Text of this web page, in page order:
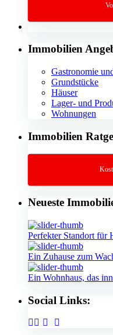
Immobilien
Gastronomie
Grundstücke
Häuser
Lager- und
Wohnungen
Immobilien
Neueste
Perfekter Standort für
Ein Zuhause zum
Ein Wohnhaus, das
Social Links: